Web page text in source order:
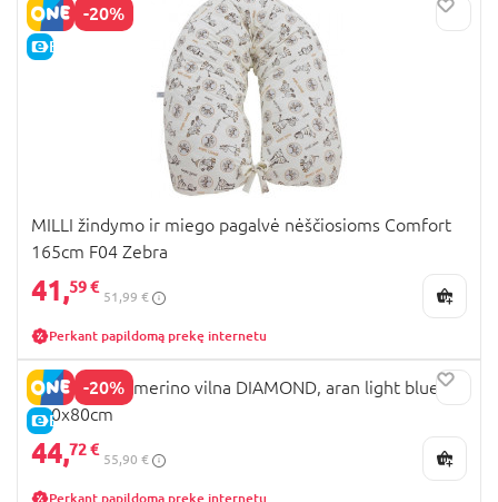
-20%
E-KAINA
MILLI žindymo ir miego pagalvė nėščiosioms Comfort
165cm F04 Zebra
41,59 €
51,99 €
Perkant papildomą prekę internetu
-20%
E-KAINA
MILLI pledas merino vilna DIAMOND, aran light blue,
100x80cm
44,72 €
55,90 €
Perkant papildomą prekę internetu